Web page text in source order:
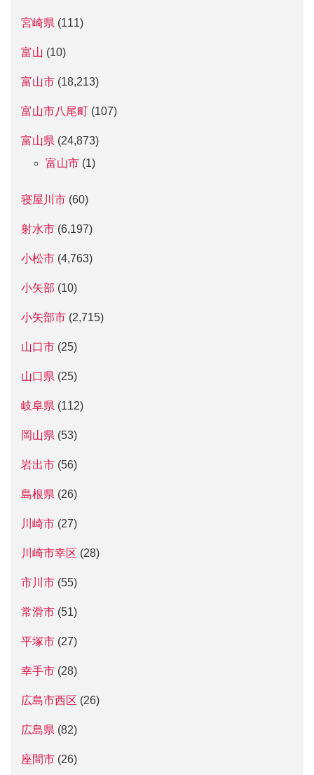
宮崎県 (111)
富山 (10)
富山市 (18,213)
富山市八尾町 (107)
富山県 (24,873)
富山市 (1)
寝屋川市 (60)
射水市 (6,197)
小松市 (4,763)
小矢部 (10)
小矢部市 (2,715)
山口市 (25)
山口県 (25)
岐阜県 (112)
岡山県 (53)
岩出市 (56)
島根県 (26)
川崎市 (27)
川崎市幸区 (28)
市川市 (55)
常滑市 (51)
平塚市 (27)
幸手市 (28)
広島市西区 (26)
広島県 (82)
座間市 (26)